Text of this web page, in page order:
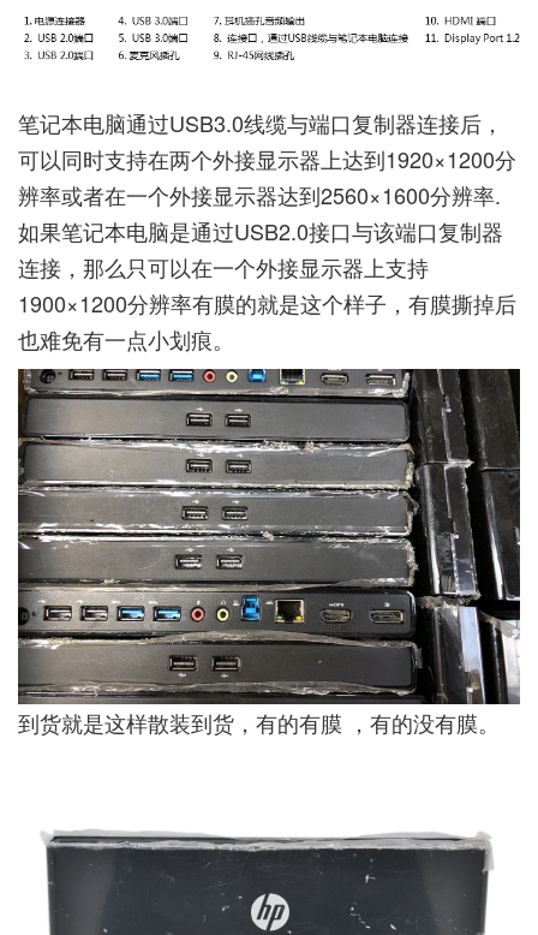
笔记本电脑通过USB3.0线缆与端口复制器连接后，
可以同时支持在两个外接显示器上达到1920×1200分
辨率或者在一个外接显示器达到2560×1600分辨率.
如果笔记本电脑是通过USB2.0接口与该端口复制器
连接，那么只可以在一个外接显示器上支持
1900×1200分辨率有膜的就是这个样子，有膜撕掉后
也难免有一点小划痕。
到货就是这样散装到货，有的有膜 ，有的没有膜。